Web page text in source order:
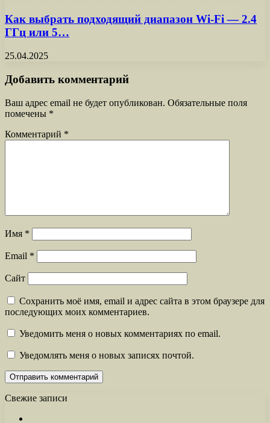
Как выбрать подходящий диапазон Wi-Fi — 2.4
ГГц или 5…
25.04.2025
Добавить комментарий
Ваш адрес email не будет опубликован. Обязательные поля
помечены *
Комментарий *
Имя *
Email *
Сайт
Сохранить моё имя, email и адрес сайта в этом браузере для
последующих моих комментариев.
Уведомить меня о новых комментариях по email.
Уведомлять меня о новых записях почтой.
Свежие записи